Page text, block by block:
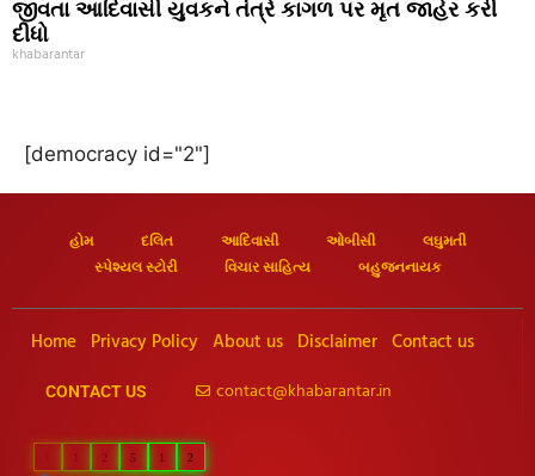
જીવતા આદિવાસી યુવકને તંત્રે કાગળ પર મૃત જાહેર કરી
દીધો
khabarantar
[democracy id="2"]
હોમ દલિત આદિવાસી ઓબીસી
લઘુમતી
સ્પેશ્યલ સ્ટોરી
વિચાર સાહિત્ય બહુજનનાયક
Home Privacy Policy About us Disclaimer Contact us
CONTACT US contact@khabarantar.in
1 2 5 1 2